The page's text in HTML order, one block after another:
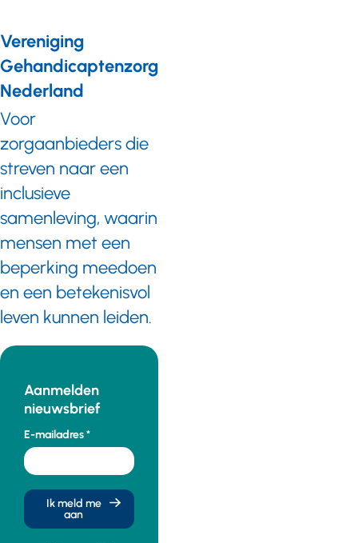
Vereniging
Gehandicaptenzorg
Nederland
Voor
zorgaanbieders die
streven naar een
inclusieve
samenleving, waarin
mensen met een
beperking meedoen
en een betekenisvol
leven kunnen leiden.
Aanmelden
nieuwsbrief
E-mailadres
Ik meld me
aan